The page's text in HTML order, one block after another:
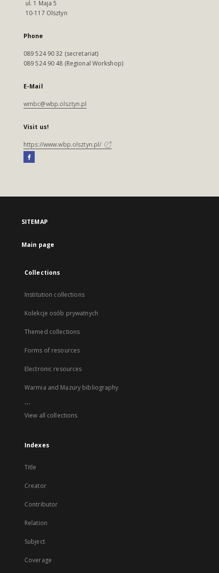
ul. 1 Maja 5
10-117 Olsztyn
Phone
089 524 90 32 (secretariat)
089 524 90 48 (Regional Workshop)
E-Mail
wmbc@wbp.olsztyn.pl
Visit us!
https://www.wbp.olsztyn.pl/
SITEMAP
Main page
Collections
Institution collections
Kolekcje osób prywatnych
Themed collections
Forms of resources
Electronic resources
Warmia and Mazury bibliography
...
View all collections
Indexes
Title
Creator
Contributor
Relation
Subject
Coverage